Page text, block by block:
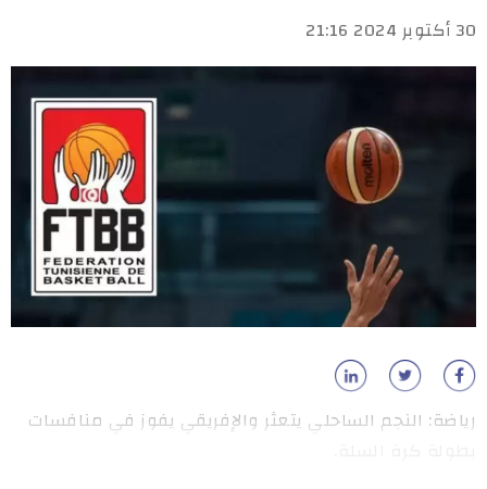
30 أكتوبر 2024 21:16
رياضة: النجم الساحلي يتعثر والإفريقي يفوز في منافسات